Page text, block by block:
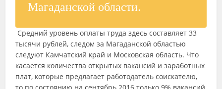
Магаданской области.
Средний уровень оплаты труда здесь составляет 33
тысячи рублей, следом за Магаданской областью
следуют Камчатский край и Московская область. Что
касается количества открытых вакансий и заработных
плат, которые предлагает работодатель соискателю,